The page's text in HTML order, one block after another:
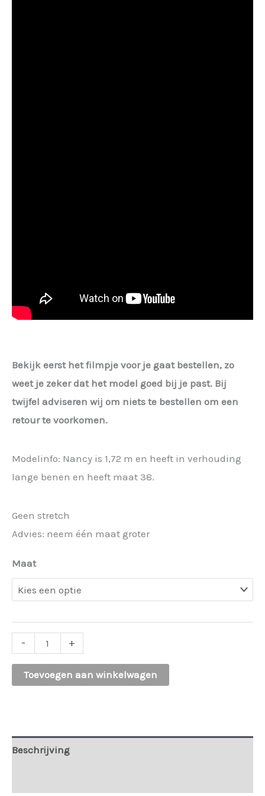
Bekijk eerst het filmpje voor je gaat bestellen, zo
weet je zeker dat het model goed bij je past. Bij
twijfel adviseren wij om niets te bestellen om een
retour te voorkomen.
Modelinfo: Nancy is 1,72 m en heeft in verhouding
lange benen en heeft maat 38.
Geen stretch
Advies: neem één maat groter
Maat
-
MC-
jeans
+
Toevoegen aan winkelwagen
Beschrijving